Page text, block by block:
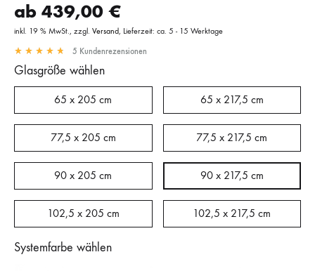
ab 439,00 €
inkl. 19 % MwSt. zzgl. Versand Lieferzeit: ca. 5 - 15 Werktage
5 Kundenrezensionen
Glasgröße wählen
65 x 205 cm 65 x 217,5 cm
77,5 x 205 cm 77,5 x 217,5 cm
90 x 205 cm 90 x 217,5 cm
102,5 x 205 cm 102,5 x 217,5 cm
Systemfarbe wählen